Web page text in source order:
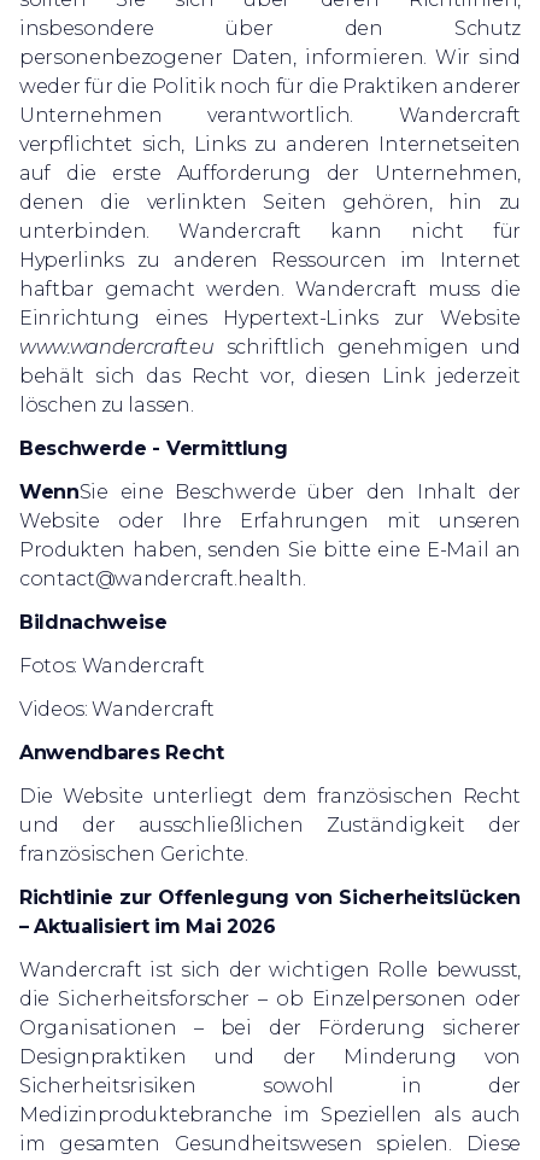
insbesondere über den Schutz
personenbezogener Daten, informieren. Wir sind
weder für die Politik noch für die Praktiken anderer
Unternehmen verantwortlich. Wandercraft
verpflichtet sich, Links zu anderen Internetseiten
auf die erste Aufforderung der Unternehmen,
denen die verlinkten Seiten gehören, hin zu
unterbinden. Wandercraft kann nicht für
Hyperlinks zu anderen Ressourcen im Internet
haftbar gemacht werden. Wandercraft muss die
Einrichtung eines Hypertext-Links zur Website
www.wandercraft.eu schriftlich genehmigen und
behält sich das Recht vor, diesen Link jederzeit
löschen zu lassen.
Beschwerde - Vermittlung
‍WennSie eine Beschwerde über den Inhalt der
Website oder Ihre Erfahrungen mit unseren
Produkten haben, senden Sie bitte eine E-Mail an
contact@wandercraft.health.
Bildnachweise
Fotos: Wandercraft
Videos: Wandercraft
Anwendbares Recht
Die Website unterliegt dem französischen Recht
und der ausschließlichen Zuständigkeit der
französischen Gerichte.
Richtlinie zur Offenlegung von Sicherheitslücken
– Aktualisiert im Mai 2026
Wandercraft ist sich der wichtigen Rolle bewusst,
die Sicherheitsforscher – ob Einzelpersonen oder
Organisationen – bei der Förderung sicherer
Designpraktiken und der Minderung von
Sicherheitsrisiken sowohl in der
Medizinproduktebranche im Speziellen als auch
im gesamten Gesundheitswesen spielen. Diese